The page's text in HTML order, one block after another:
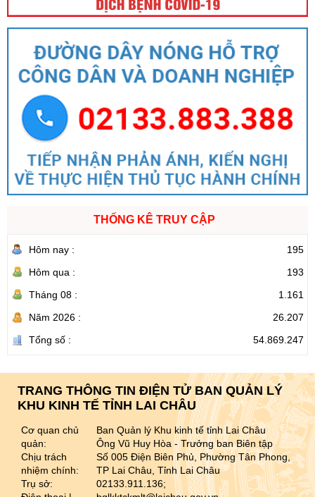
THỐNG KÊ TRUY CẬP
Hôm nay :
195
Hôm qua :
193
Tháng 08 :
1.161
Năm 2026 :
26.207
Tổng số :
54.869.247
TRANG THÔNG TIN ĐIỆN TỬ BAN QUẢN LÝ
KHU KINH TẾ TỈNH LAI CHÂU
Cơ quan chủ
quản:
Chịu trách
nhiệm chính:
Trụ sở:
Ban Quản lý Khu kinh tế tỉnh Lai Châu
Ông Vũ Huy Hòa - Trưởng ban Biên tập
Số 005 Điện Biên Phủ, Phường Tân Phong,
TP Lai Châu, Tỉnh Lai Châu
02133.911.136;